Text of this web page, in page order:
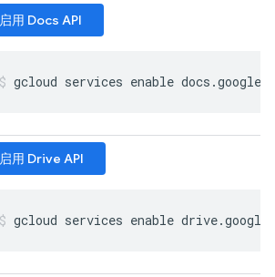
启用 Docs API
gcloud services enable docs .
启用 Drive API
gcloud services enable drive.